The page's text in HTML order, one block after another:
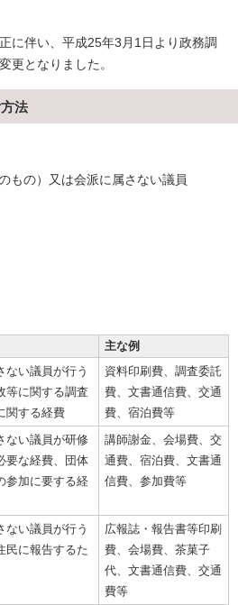
に伴い、平成25年3月1日より政務調
更となりました。
法
もの）又は会派に属さない議員
主な例
ない議員が行う
等に関する調査
関する経費
資料印刷費、調査委託
費、文書通信費、交通
費、宿泊費等
ない議員が研修
要な経費、団体
参加に要する経
講師謝金、会場費、交
通費、宿泊費、文書通
信費、参加費等
ない議員が行う
民に報告するた
広報誌・報告書等印刷
費、会場費、茶菓子
代、文書通信費、交通
費等